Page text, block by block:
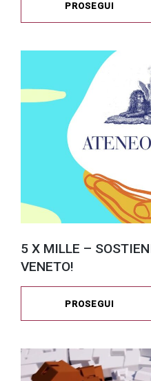
PROSEGUI
5 X MILLE –
VENETO!
PROSEGUI